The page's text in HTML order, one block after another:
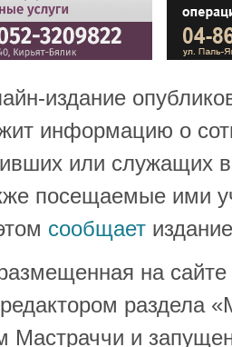
издание
информацию о
или служащих
посещаемые ими
сообщает
на
раздела
Мастраччи и